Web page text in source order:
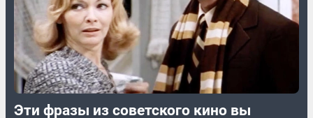
Эти фразы из советского кино вы